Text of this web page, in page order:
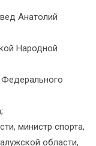
Анатолий
Народной
министр спорта,
области,